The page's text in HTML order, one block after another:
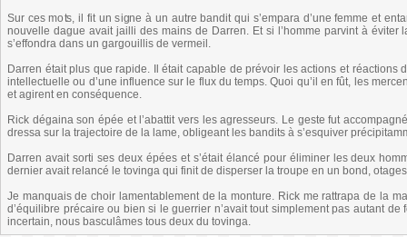
Sur ces mots, il fit un signe à un autre bandit qui s’empara d’une femme et
nouvelle dague avait jailli des mains de Darren. Et si l’homme parvint à
s’effondra dans un gargouillis de vermeil.
Darren était plus que rapide. Il était capable de prévoir les actions et réactions
intellectuelle ou d’une influence sur le flux du temps. Quoi qu’il en fût, les
et agirent en conséquence.
Rick dégaina son épée et l’abattit vers les agresseurs. Le geste fut
dressa sur la trajectoire de la lame, obligeant les bandits à s’esquiver
Darren avait sorti ses deux épées et s’était élancé pour éliminer les deux
dernier avait relancé le tovinga qui finit de disperser la troupe en un bond,
Je manquais de choir lamentablement de la monture. Rick me rattrapa de la
d’équilibre précaire ou bien si le guerrier n’avait tout simplement pas autant
incertain, nous basculâmes tous deux du tovinga.